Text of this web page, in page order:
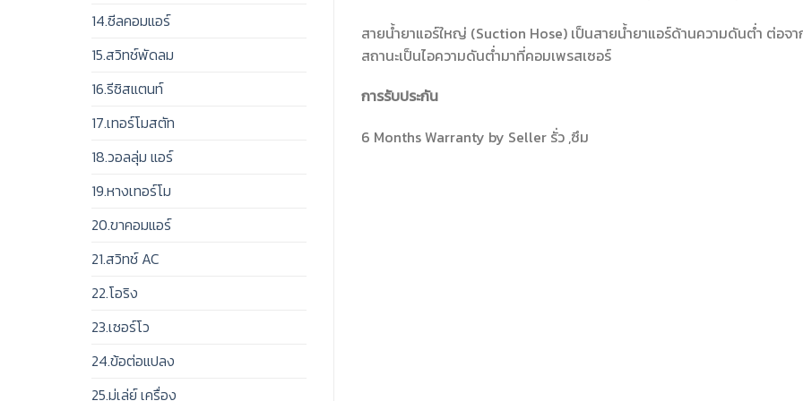
14.ซีลคอมแอร์
15.สวิทช์พัดลม
16.รีซิสแตนท์
17.เทอร์โมสตัท
18.วอลลุ่ม แอร์
19.หางเทอร์โม
20.ขาคอมแอร์
21.สวิทช์ AC
22.โอริง
23.เซอร์โว
24.ข้อต่อแปลง
25.มู่เล่ย์ เครื่อง
สายน้ำยาแอร์ใหญ่ (Suction Hose) เป็นสายน้ำยาแอร์ด้านความดันต่ำ ต่อจ
สถานะเป็นไอความดันต่ำมาที่คอมเพรสเซอร์
การรับประกัน
6 Months Warranty by Seller รั่ว ,ซึม